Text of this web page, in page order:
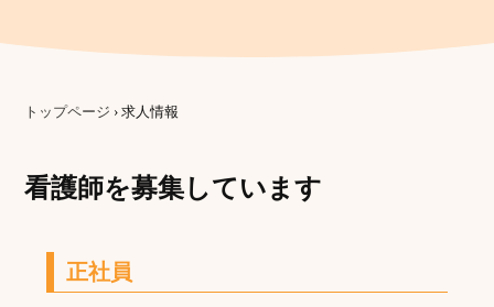
トップページ › 求人情報
看護師を募集しています
正社員